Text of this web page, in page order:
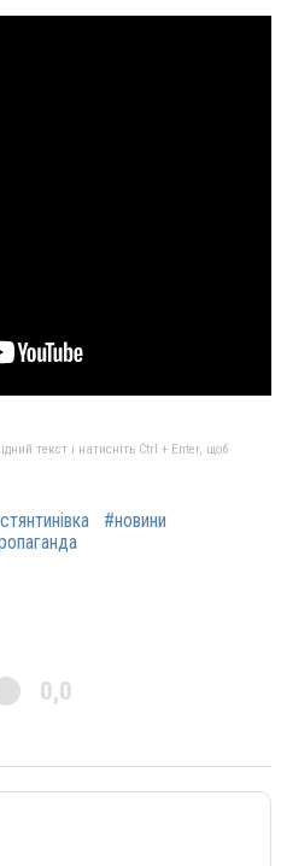
текст і натисніть Ctrl + Enter, щоб
#новини
0,0